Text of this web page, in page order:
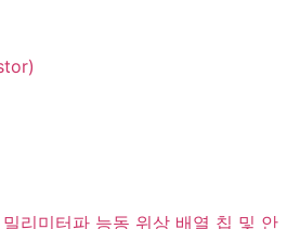
리미터파 능동 위상 배열 칩 및 안